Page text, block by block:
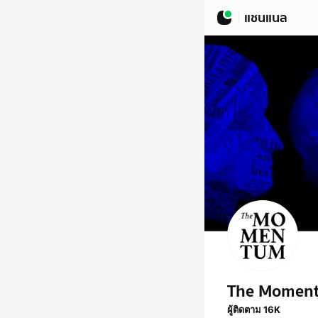
แชนแนล
The
ผู้ติดตาม 16K